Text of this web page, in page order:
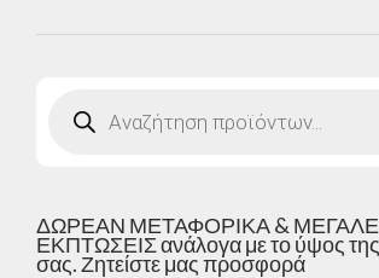
search
ΔΩΡΕΑΝ ΜΕΤΑΦΟΡΙΚΑ &
ΕΚΠΤΩΣΕΙΣ ανάλογα με το ύψος
σας. Ζητείστε μας προσφορά